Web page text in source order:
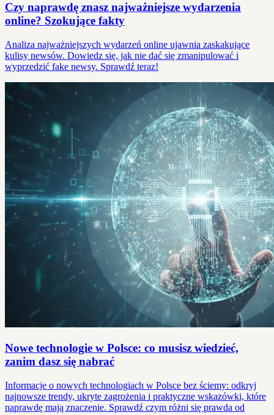
Czy naprawdę znasz najważniejsze wydarzenia
online? Szokujące fakty
Analiza najważniejszych wydarzeń online ujawnia zaskakujące
kulisy newsów. Dowiedz się, jak nie dać się zmanipulować i
wyprzedzić fake newsy. Sprawdź teraz!
Nowe technologie w Polsce: co musisz wiedzieć,
zanim dasz się nabrać
Informacje o nowych technologiach w Polsce bez ściemy: odkryj
najnowsze trendy, ukryte zagrożenia i praktyczne wskazówki, które
naprawdę mają znaczenie. Sprawdź czym różni się prawda od